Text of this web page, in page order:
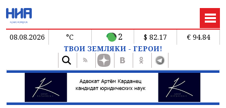
08.08.2026 °C 2 $ 82.17
€ 94.84
ТВОИ ЗЕМЛЯКИ - ГЕРОИ!